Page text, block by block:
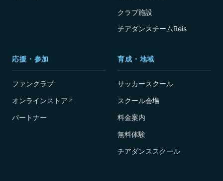
クラブ施設
チアダンスチームReis
応援・参加
ファンクラブ
オンラインストア ↗
パートナー
育成・地域
サッカースクール
スクール会場
料金案内
無料体験
チアダンススクール